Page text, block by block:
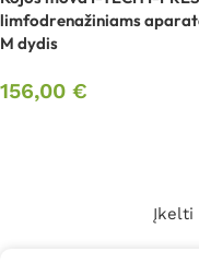
limfodrenažiniams
M dydis
156,00 €
Įkelti